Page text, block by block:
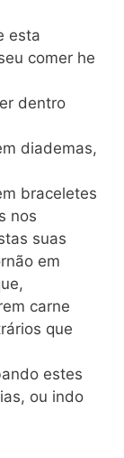
esta
comer he
dentro
diademas,
braceletes
nos
suas
em
carne
que
estes
ou indo